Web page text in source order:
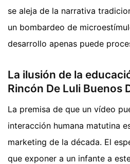
se aleja de la narrativa
un bombardeo de
desarrollo apenas puede
La ilusión de la
Rincón De Luli Buenos
La premisa de que un vídeo
interacción humana matutina
marketing de la década. El
que exponer a un infante a